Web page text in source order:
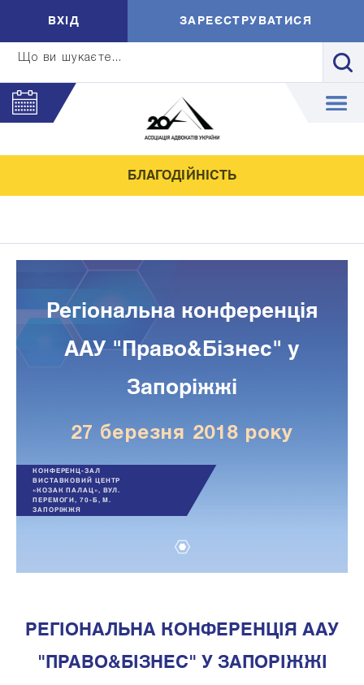
Що ви шукаєте...
ВXIД ЗАРЕЄСТРУВАТИСЯ
БЛАГОДІЙНІСТЬ
Регіональна конференція
ААУ "Право&Бізнес" у
Запоріжжі
27 березня 2018 року
КОНФЕРЕНЦ-ЗАЛ
ВИСТАВКОВИЙ ЦЕНТР
«КОЗАК ПАЛАЦ», ВУЛ.
ПЕРЕМОГИ, 70-Б, М.
ЗАПОРІЖЖЯ
РЕГІОНАЛЬНА КОНФЕРЕНЦІЯ ААУ
"ПРАВО&БІЗНЕС" У ЗАПОРІЖЖІ